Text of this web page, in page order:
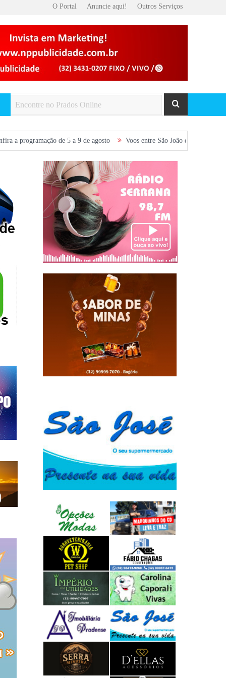
O Portal Anuncie aqui! Outros Serviços
de 5 a 9 de agosto Voos entre São João del-Rei e Belo Horizonte